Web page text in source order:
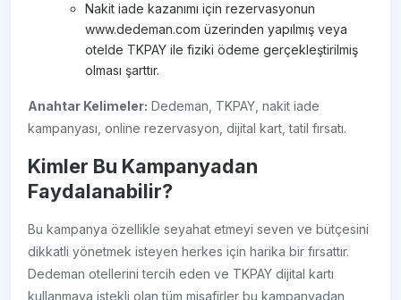
Nakit iade kazanımı için rezervasyonun
www.dedeman.com üzerinden yapılmış veya
otelde TKPAY ile fiziki ödeme gerçekleştirilmiş
olması şarttır.
Anahtar Kelimeler: Dedeman, TKPAY, nakit iade
kampanyası, online rezervasyon, dijital kart, tatil fırsatı.
Kimler Bu Kampanyadan
Faydalanabilir?
Bu kampanya özellikle seyahat etmeyi seven ve bütçesini
dikkatli yönetmek isteyen herkes için harika bir fırsattır.
Dedeman otellerini tercih eden ve TKPAY dijital kartı
kullanmaya istekli olan tüm misafirler bu kampanyadan